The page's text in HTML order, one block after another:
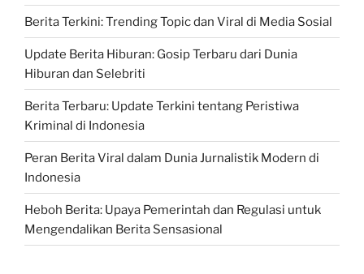
Berita Terkini: Trending Topic dan Viral di Media Sosial
Update Berita Hiburan: Gosip Terbaru dari Dunia
Hiburan dan Selebriti
Berita Terbaru: Update Terkini tentang Peristiwa
Kriminal di Indonesia
Peran Berita Viral dalam Dunia Jurnalistik Modern di
Indonesia
Heboh Berita: Upaya Pemerintah dan Regulasi untuk
Mengendalikan Berita Sensasional